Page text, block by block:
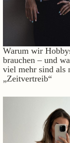
Warum wir
brauchen – und
viel mehr sind als
„Zeitvertreib“